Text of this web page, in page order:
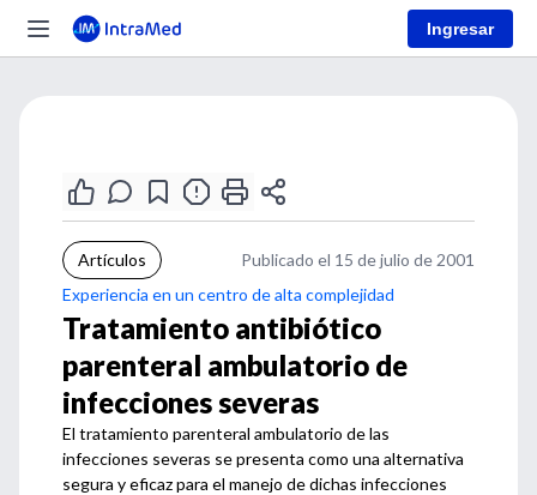
Ingresar
Artículos
Publicado el 15 de julio de 2001
Experiencia en un centro de alta complejidad
Tratamiento antibiótico
parenteral ambulatorio de
infecciones severas
El tratamiento parenteral ambulatorio de las
infecciones severas se presenta como una alternativa
segura y eficaz para el manejo de dichas infecciones